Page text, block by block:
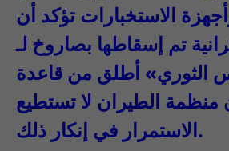
وأجهزة الاستخبارات تؤكد أن
تم إسقاطها بصاروخ لـ
الثوري» أطلق من قاعدة
منظمة الطيران لا تستطيع
الاستمرار في إنكار ذلك.